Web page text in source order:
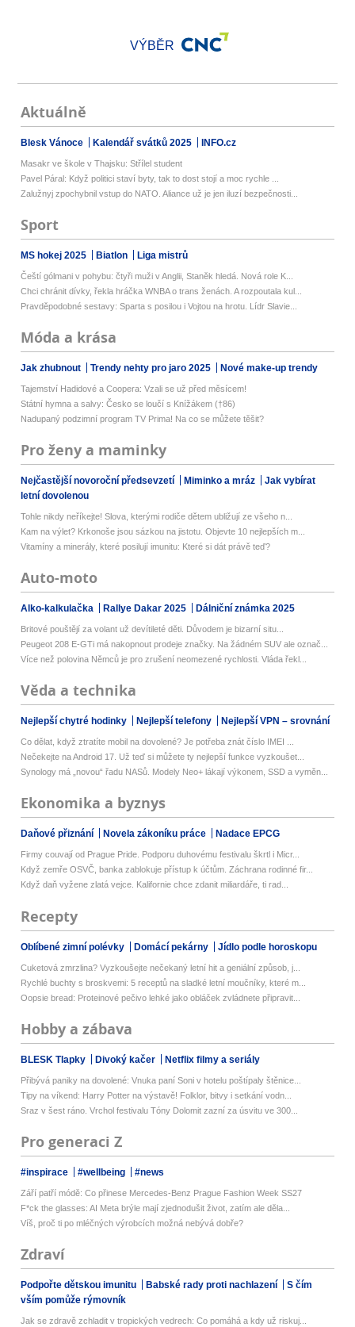
VÝBĚR
Aktuálně
Blesk Vánoce Kalendář svátků 2025 INFO.cz
Masakr ve škole v Thajsku: Střílel student
Pavel Páral: Když politici staví byty, tak to dost stojí a moc rychle ...
Zalužnyj zpochybnil vstup do NATO. Aliance už je jen iluzí bezpečnosti...
Sport
MS hokej 2025 Biatlon Liga mistrů
Čeští gólmani v pohybu: čtyři muži v Anglii, Staněk hledá. Nová role K...
Chci chránit dívky, řekla hráčka WNBA o trans ženách. A rozpoutala kul...
Pravděpodobné sestavy: Sparta s posilou i Vojtou na hrotu. Lídr Slavie...
Móda a krása
Jak zhubnout Trendy nehty pro jaro 2025 Nové make-up trendy
Tajemství Hadidové a Coopera: Vzali se už před měsícem!
Státní hymna a salvy: Česko se loučí s Knížákem (†86)
Nadupaný podzimní program TV Prima! Na co se můžete těšit?
Pro ženy a maminky
Nejčastější novoroční předsevzetí Miminko a mráz
Jak vybírat
letní dovolenou
Tohle nikdy neříkejte! Slova, kterými rodiče dětem ubližují ze všeho n...
Kam na výlet? Krkonoše jsou sázkou na jistotu. Objevte 10 nejlepších m...
Vitamíny a minerály, které posilují imunitu: Které si dát právě teď?
Auto-moto
Alko-kalkulačka Rallye Dakar 2025 Dálniční známka 2025
Britové pouštějí za volant už devítileté děti. Důvodem je bizarní situ...
Peugeot 208 E-GTi má nakopnout prodeje značky. Na žádném SUV ale označ...
Více než polovina Němců je pro zrušení neomezené rychlosti. Vláda řekl...
Věda a technika
Nejlepší chytré hodinky Nejlepší telefony Nejlepší VPN – srovnání
Co dělat, když ztratíte mobil na dovolené? Je potřeba znát číslo IMEI ...
Nečekejte na Android 17. Už teď si můžete ty nejlepší funkce vyzkoušet...
Synology má „novou“ řadu NASů. Modely Neo+ lákají výkonem, SSD a vyměn...
Ekonomika a byznys
Daňové přiznání Novela zákoníku práce Nadace EPCG
Firmy couvají od Prague Pride. Podporu duhovému festivalu škrtl i Micr...
Když zemře OSVČ, banka zablokuje přístup k účtům. Záchrana rodinné fir...
Když daň vyžene zlatá vejce. Kalifornie chce zdanit miliardáře, ti rad...
Recepty
Oblíbené zimní polévky Domácí pekárny Jídlo podle horoskopu
Cuketová zmrzlina? Vyzkoušejte nečekaný letní hit a geniální způsob, j...
Rychlé buchty s broskvemi: 5 receptů na sladké letní moučníky, které m...
Oopsie bread: Proteinové pečivo lehké jako obláček zvládnete připravit...
Hobby a zábava
BLESK Tlapky Divoký kačer Netflix filmy a seriály
Přibývá paniky na dovolené: Vnuka paní Soni v hotelu poštípaly štěnice...
Tipy na víkend: Harry Potter na výstavě! Folklor, bitvy i setkání vodn...
Sraz v šest ráno. Vrchol festivalu Tóny Dolomit zazní za úsvitu ve 300...
Pro generaci Z
#inspirace #wellbeing #news
Září patří módě: Co přinese Mercedes-Benz Prague Fashion Week SS27
F*ck the glasses: AI Meta brýle mají zjednodušit život, zatím ale děla...
Víš, proč ti po mléčných výrobcích možná nebývá dobře?
Zdraví
Podpořte dětskou imunitu Babské rady proti nachlazení
S čím
vším pomůže rýmovník
Jak se zdravě zchladit v tropických vedrech: Co pomáhá a kdy už riskuj...